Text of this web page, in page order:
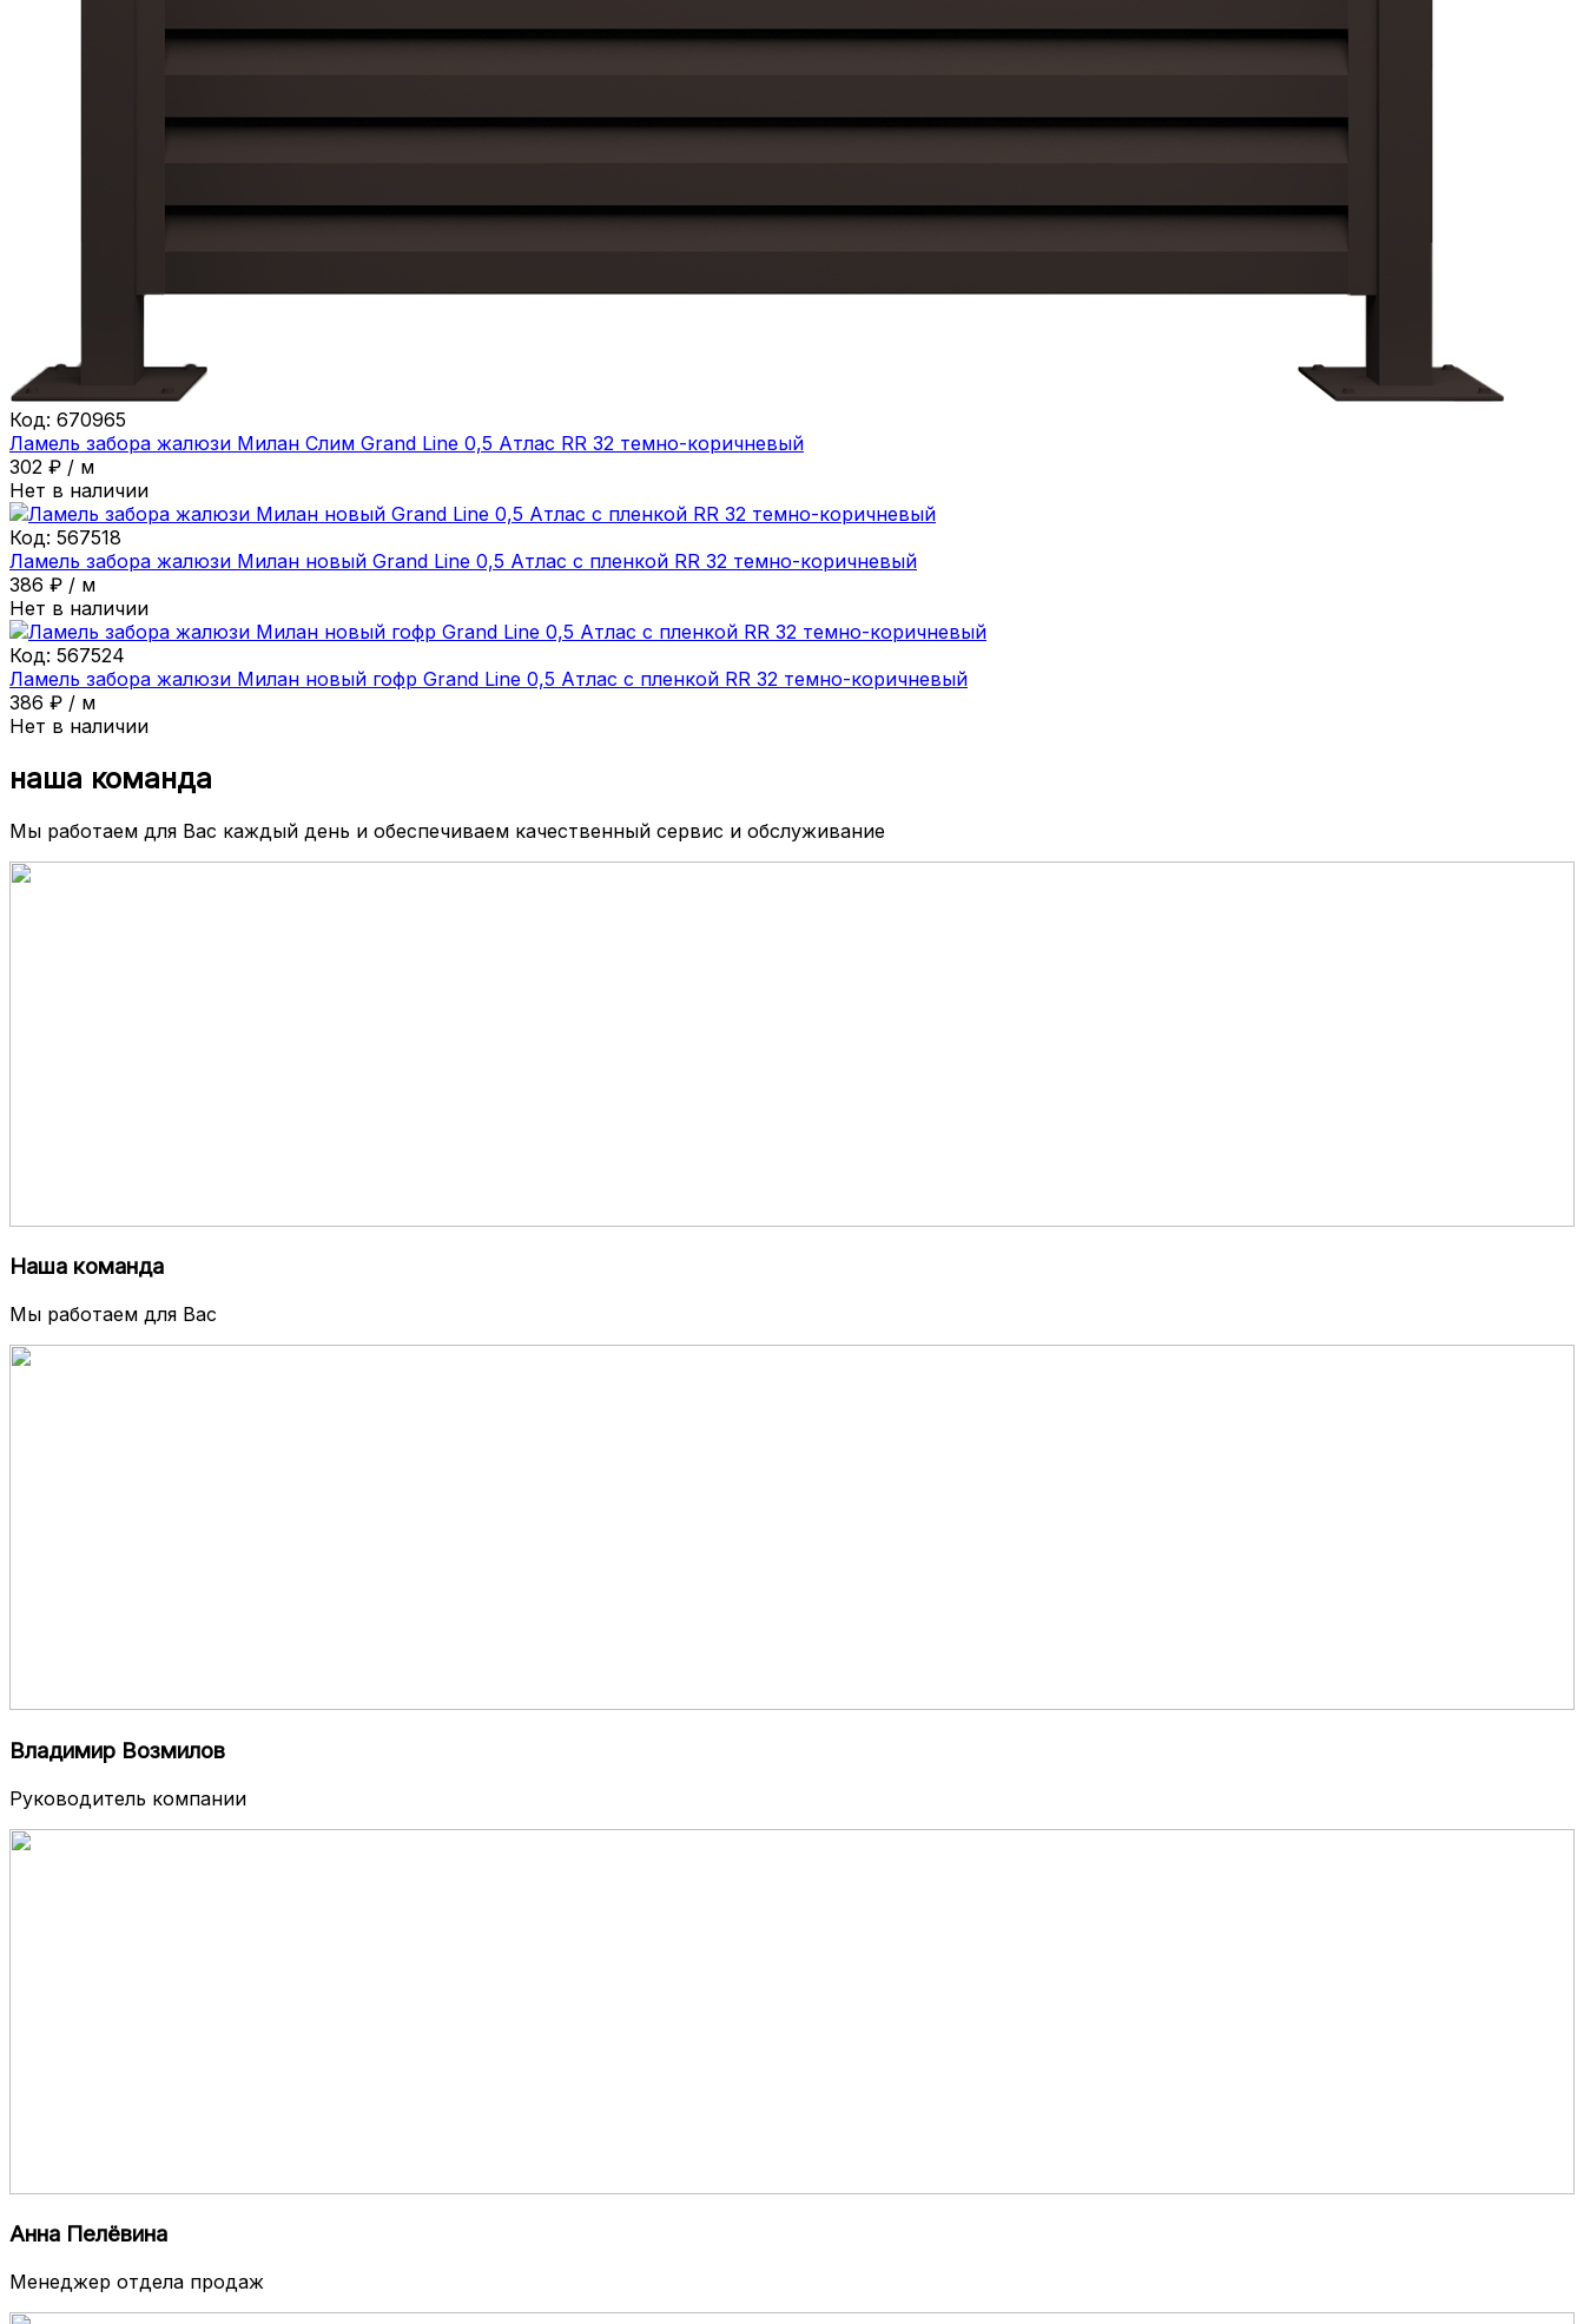
Код: 670965
Ламель забора жалюзи Милан Слим Grand Line 0,5 Атлас RR 32 темно-коричневый
302 ₽ / м
Нет в наличии
Код: 567518
Ламель забора жалюзи Милан новый Grand Line 0,5 Атлас с пленкой RR 32 темно-коричневый
386 ₽ / м
Нет в наличии
Код: 567524
Ламель забора жалюзи Милан новый гофр Grand Line 0,5 Атлас с пленкой RR 32 темно-коричневый
386 ₽ / м
Нет в наличии
наша команда
Мы работаем для Вас каждый день и обеспечиваем качественный сервис и обслуживание
Наша команда
Мы работаем для Вас
Владимир Возмилов
Руководитель компании
Анна Пелёвина
Менеджер отдела продаж